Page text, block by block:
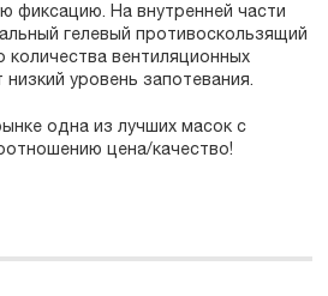
фиксацию. На внутренней части
гелевый противоскользящий
количества вентиляционных
уровень запотевания.
одна из лучших масок с
цена/качество!